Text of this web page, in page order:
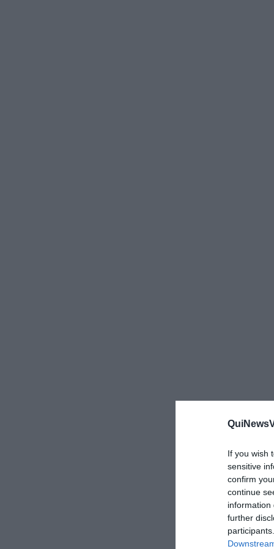
If you wish
sensitive
confirm
continue
information
further